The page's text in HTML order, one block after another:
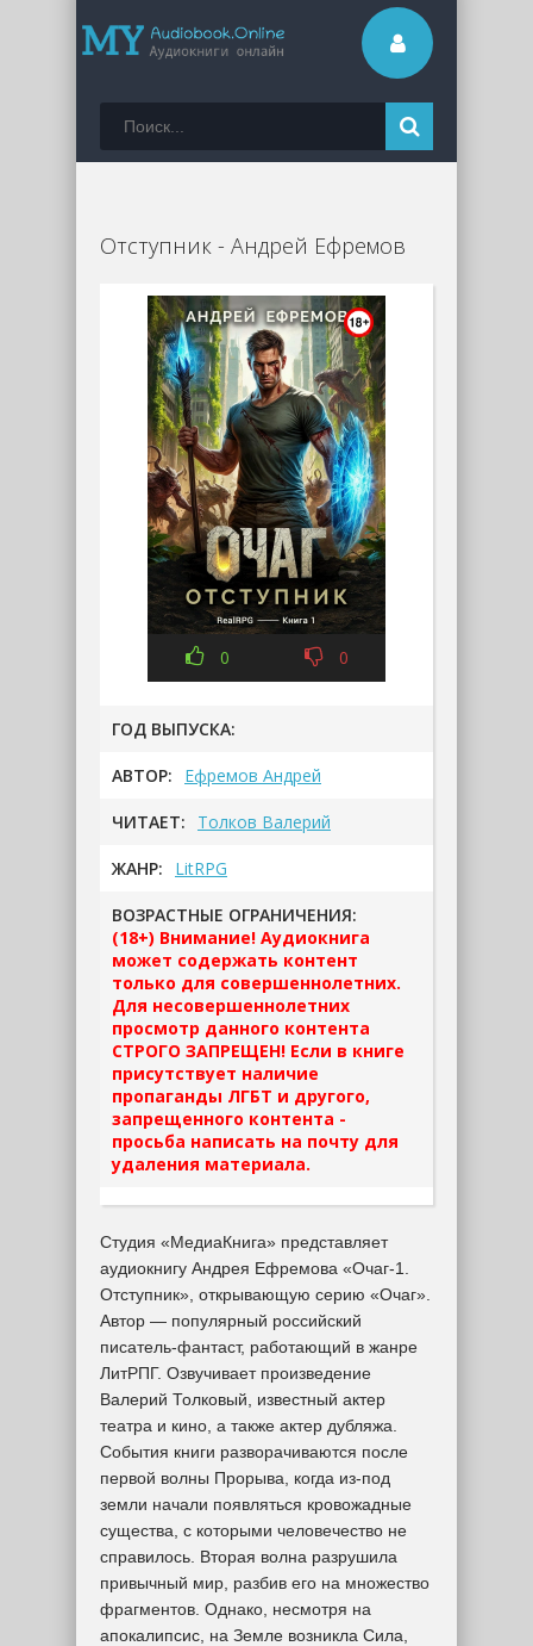
Отступник - Андрей Ефремов
0 0
ГОД ВЫПУСКА:
АВТОР: Ефремов Андрей
ЧИТАЕТ: Толков Валерий
ЖАНР: LitRPG
ВОЗРАСТНЫЕ ОГРАНИЧЕНИЯ:
(18+) Внимание! Аудиокнига
может содержать контент
только для совершеннолетних.
Для несовершеннолетних
просмотр данного контента
СТРОГО ЗАПРЕЩЕН! Если в книге
присутствует наличие
пропаганды ЛГБТ и другого,
запрещенного контента -
просьба написать на почту для
удаления материала.
Студия «МедиаКнига» представляет
аудиокнигу Андрея Ефремова «Очаг-1.
Отступник», открывающую серию «Очаг».
Автор — популярный российский
писатель-фантаст, работающий в жанре
ЛитРПГ. Озвучивает произведение
Валерий Толковый, известный актер
театра и кино, а также актер дубляжа.
События книги разворачиваются после
первой волны Прорыва, когда из-под
земли начали появляться кровожадные
существа, с которыми человечество не
справилось. Вторая волна разрушила
привычный мир, разбив его на множество
фрагментов. Однако, несмотря на
апокалипсис, на Земле возникла Сила,